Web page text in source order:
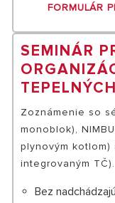
FORMULÁR
SEMINÁR
Zoznámenie so
monoblok),
plynovým kotlom)
integrovaným TČ).
Bez